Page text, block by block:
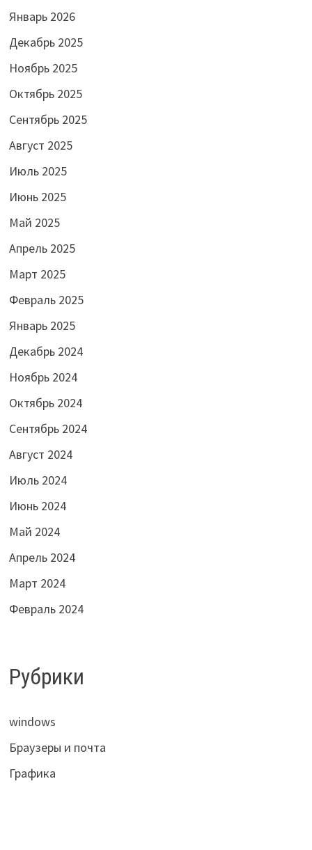
Январь 2026
Декабрь 2025
Ноябрь 2025
Октябрь 2025
Сентябрь 2025
Август 2025
Июль 2025
Июнь 2025
Май 2025
Апрель 2025
Март 2025
Февраль 2025
Январь 2025
Декабрь 2024
Ноябрь 2024
Октябрь 2024
Сентябрь 2024
Август 2024
Июль 2024
Июнь 2024
Май 2024
Апрель 2024
Март 2024
Февраль 2024
Рубрики
windows
Браузеры и почта
Графика